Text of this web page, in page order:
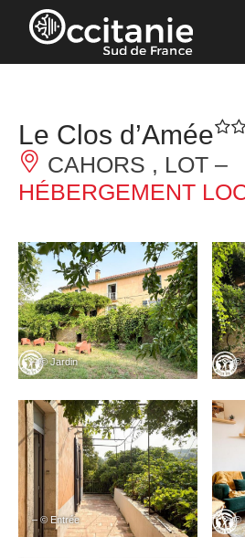
Panneau de gestion des cookies
Le Clos d’Amée
CAHORS , LOT –
HÉBERGEMENT
– © Jardin – ©
– © Entrée – ©